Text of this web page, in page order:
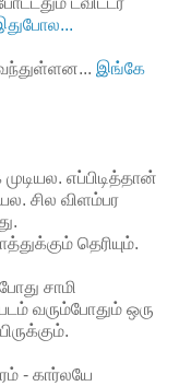
இங்கே
எப்பிடித்தான்
சில விளம்பர
தெரியும்.
சாமி
வரும்போதும் ஒரு
- கார்லயே